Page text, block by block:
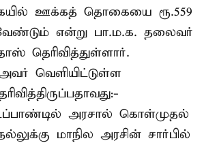
ஊக்கத் தொகையை ரூ.559
என்று பா.ம.க. தலைவர்
தெரிவித்துள்ளார்.
வெளியிட்டுள்ள
அரசால் கொள்முதல்
மாநில அரசின் சார்பில்